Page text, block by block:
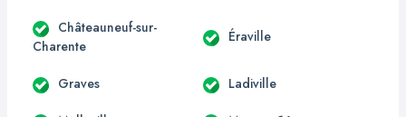
Châteauneuf-sur-
Charente
Éraville
Graves Ladiville